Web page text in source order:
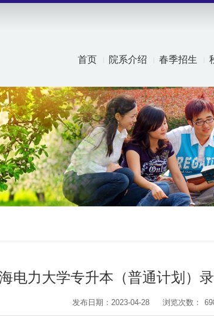
首页 院系介绍 春季招生
电力大学专升本（普通计划）
发布日期：2023-04-28 浏览次数：